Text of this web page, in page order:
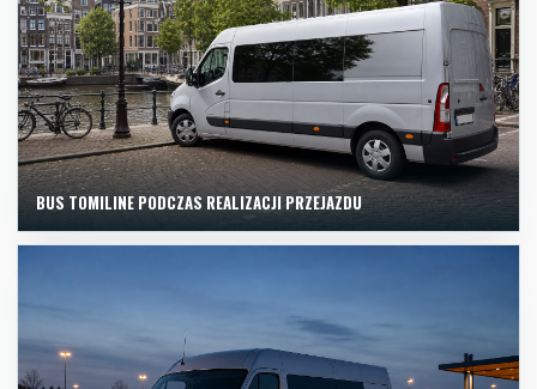
BUS TOMILINE PODCZAS REALIZACJI PRZEJAZDU